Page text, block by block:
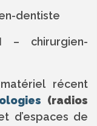
dentiste
– chirurgien-
récent
(radios
d’espaces de